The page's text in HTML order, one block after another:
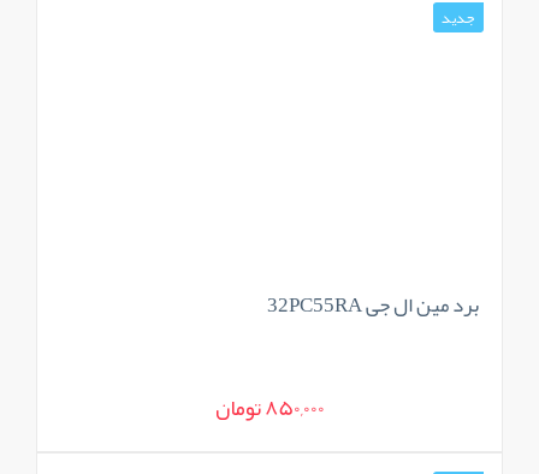
جدید
برد مین ال جی 32PC55RA
850,000 تومان